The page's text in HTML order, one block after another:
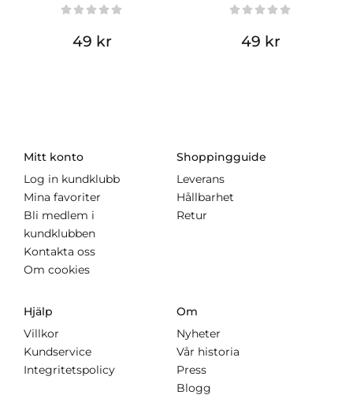
49 kr 49 kr
Mitt konto
Log in kundklubb
Mina favoriter
Bli medlem i
kundklubben
Kontakta oss
Om cookies
Shoppingguide
Leverans
Hållbarhet
Retur
Hjälp
Villkor
Kundservice
Integritetspolicy
Om
Nyheter
Vår historia
Press
Blogg